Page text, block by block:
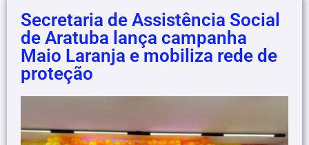
Secretaria de Assistência Social
de Aratuba lança campanha
Maio Laranja e mobiliza rede de
proteção